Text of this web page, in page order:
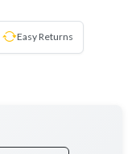
Easy Returns